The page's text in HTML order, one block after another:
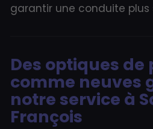
garantir une conduite plus
Des optiques de
comme neuves
notre service à
François